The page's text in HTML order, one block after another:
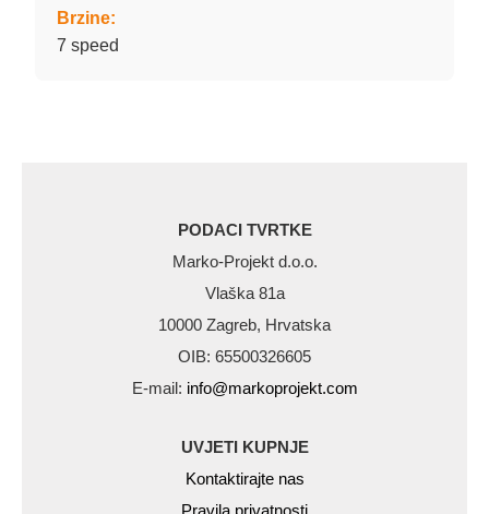
Brzine:
7 speed
PODACI TVRTKE
Marko-Projekt d.o.o.
Vlaška 81a
10000 Zagreb, Hrvatska
OIB: 65500326605
E-mail: info@markoprojekt.com
UVJETI KUPNJE
Kontaktirajte nas